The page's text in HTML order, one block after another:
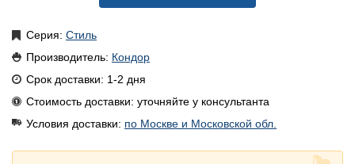
Серия: Стиль
Производитель: Кондор
Срок доставки: 1-2 дня
Стоимость доставки: уточняйте у консультанта
Условия доставки: по Москве и Московской обл.